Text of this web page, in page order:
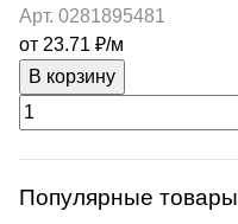
Арт. 0281895481
от 23.71 ₽/м
В корзину
Популярные товары